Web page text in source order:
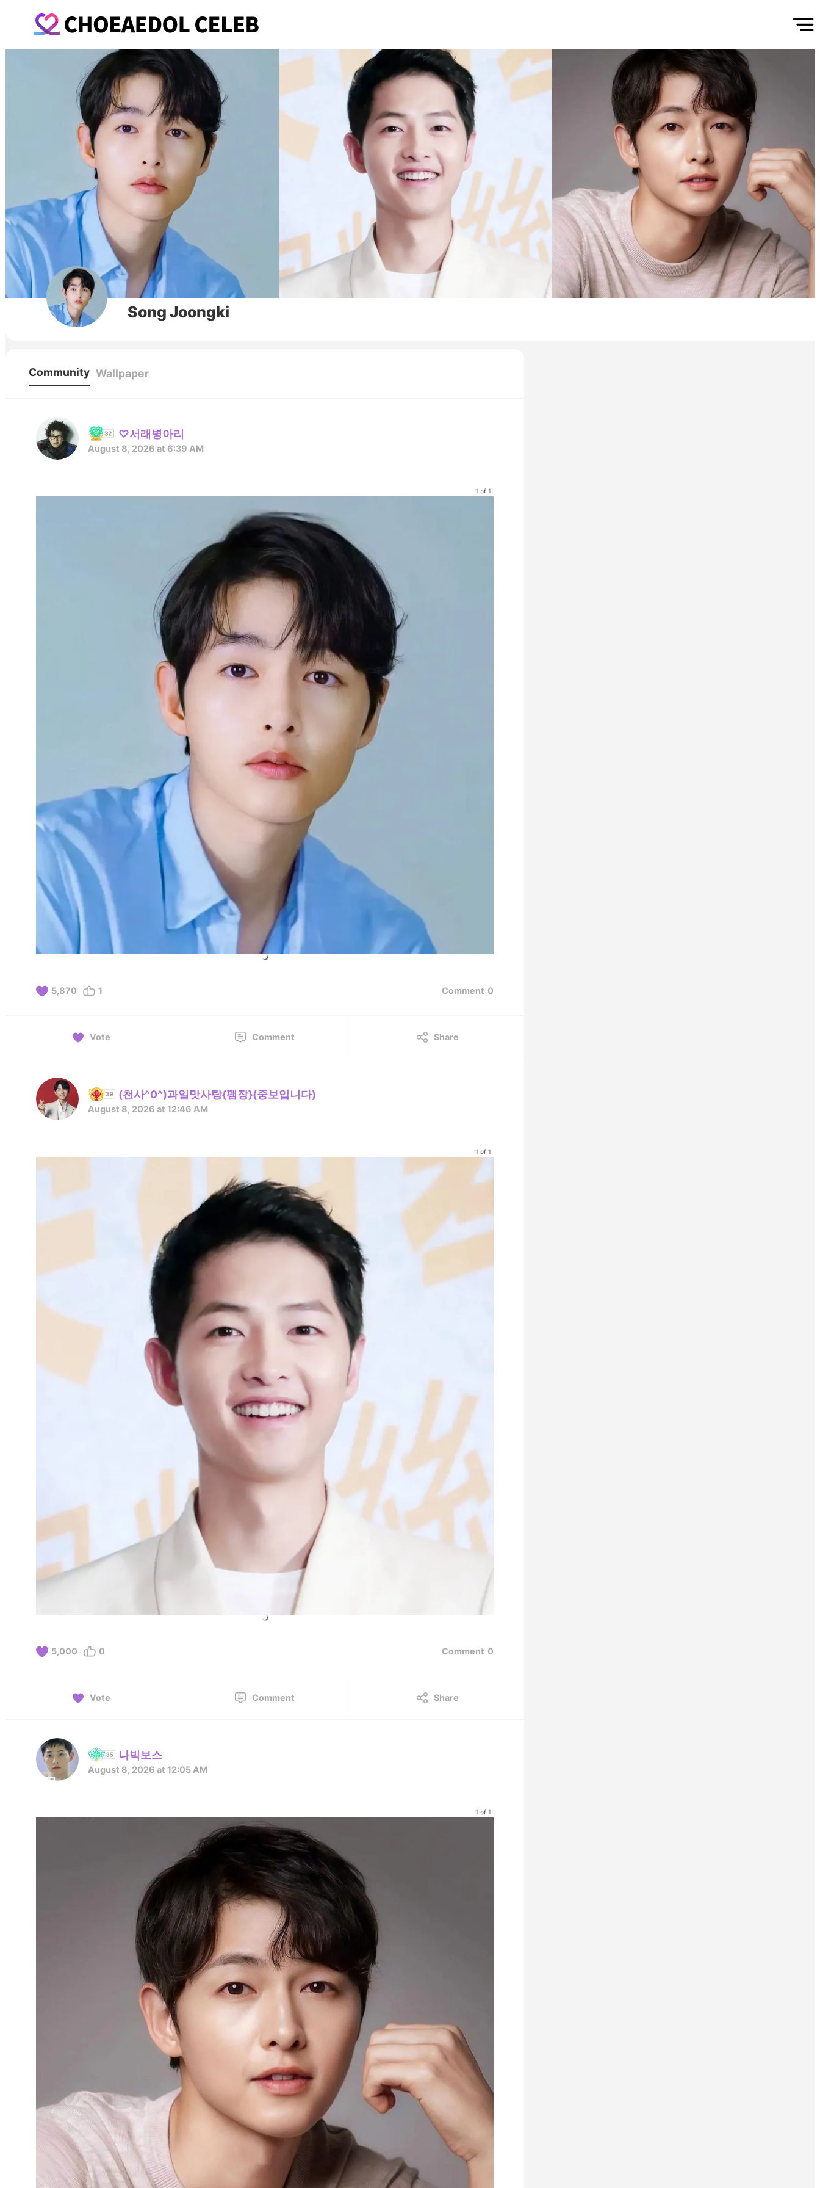
Song Joongki
Community Wallpaper
♡서래병아리
August 8, 2026 at 6:39 AM
1 of 1
5,870 1 Comment 0
Vote Comment Share
(천사^0^)과일맛사탕{팸장}(중보입니다)
August 8, 2026 at 12:46 AM
1 of 1
5,000 0 Comment 0
Vote Comment Share
나빅보스
August 8, 2026 at 12:05 AM
1 of 1